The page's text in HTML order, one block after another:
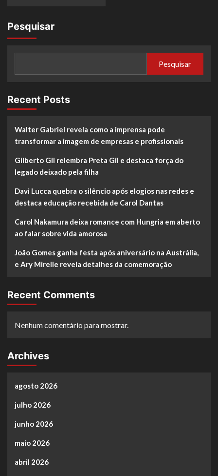
Pesquisar
Pesquisar
Recent Posts
Walter Gabriel revela como a imprensa pode
transformar a imagem de empresas e profissionais
Gilberto Gil relembra Preta Gil e destaca força do
legado deixado pela filha
Davi Lucca quebra o silêncio após elogios nas redes e
destaca educação recebida de Carol Dantas
Carol Nakamura deixa romance com Hungria em aberto
ao falar sobre vida amorosa
João Gomes ganha festa após aniversário na Austrália,
e Ary Mirelle revela detalhes da comemoração
Recent Comments
Nenhum comentário para mostrar.
Archives
agosto 2026
julho 2026
junho 2026
maio 2026
abril 2026